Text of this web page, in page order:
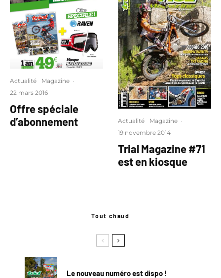
Actualité Magazine ·
22 mars 2016
Offre spéciale
d’abonnement
Actualité Magazine ·
19 novembre 2014
Trial Magazine #71
est en kiosque
Tout chaud
Le nouveau numéro est dispo !